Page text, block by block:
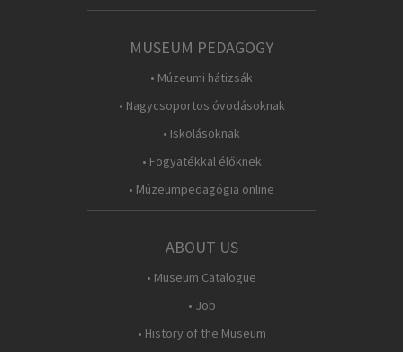
MUSEUM PEDAGOGY
• Múzeumi hátizsák
• Nagycsoportos óvodásoknak
• Iskolásoknak
• Fogyatékkal élőknek
• Múzeumpedagógia online
ABOUT US
• Museum Catalogue
• Job
• History of the Museum